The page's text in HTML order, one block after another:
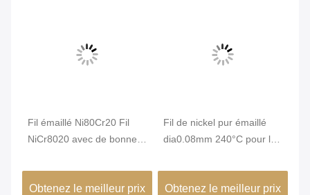
Fil émaillé Ni80Cr20 Fil
NiCr8020 avec de bonnes
Obtenez le meilleur prix
Fil de nickel pur émaillé
dia0.08mm 240°C pour le
de micro-capteurs
automobiles
Obtenez le meilleur prix